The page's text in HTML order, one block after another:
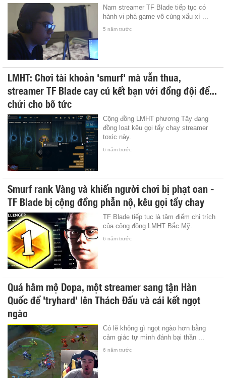
Nam streamer TF Blade tiếp tục có
hành vi phá game vô cùng xấu xí ...
5 năm trước
LMHT: Chơi tài khoản 'smurf' mà vẫn thua,
streamer TF Blade cay cú kết bạn với đồng đội để...
chửi cho bõ tức
Cộng đồng LMHT phương Tây đang
đồng loạt kêu gọi tẩy chay streamer
toxic này.
6 năm trước
Smurf rank Vàng và khiến người chơi bị phạt oan -
TF Blade bị cộng đồng phẫn nộ, kêu gọi tẩy chay
TF Blade tiếp tục là tâm điểm chỉ trích
của cộng đồng LMHT Bắc Mỹ.
6 năm trước
Quá hâm mộ Dopa, một streamer sang tận Hàn
Quốc để 'tryhard' lên Thách Đấu và cái kết ngọt
ngào
Có lẽ không gì ngọt ngào hơn bằng
cảm giác tự mình đánh bại thần ...
6 năm trước